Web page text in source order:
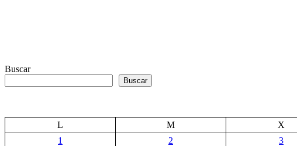
Buscar
Buscar
L
M X
1
2 3